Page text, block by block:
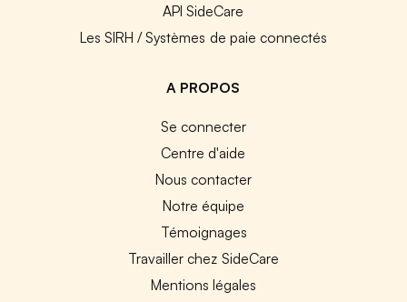
API SideCare
Les SIRH / Systèmes de paie connectés
A PROPOS
Se connecter
Centre d'aide
Nous contacter
Notre équipe
Témoignages
Travailler chez SideCare
Mentions légales